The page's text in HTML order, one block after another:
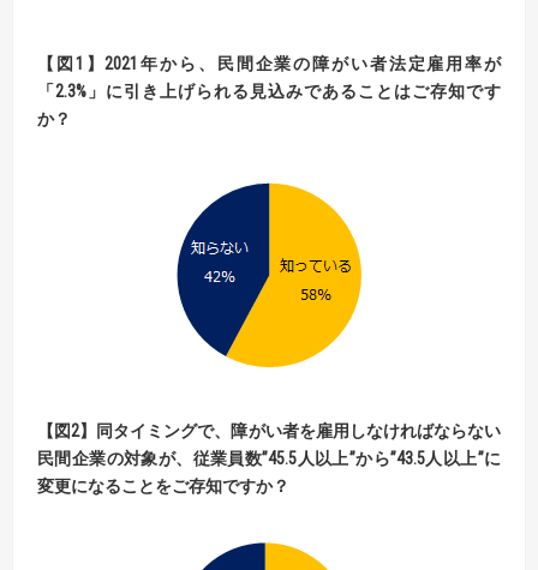
【 図1】2021 年から、民間企業の障がい者法定雇用率が
「2.3% 」に引き上げられる見込みであることはご存知です
か？
【図2】 同タイミングで、障がい者を雇用しなければならない
民間企業の対象が、 従業員数”45.5 人以上”から”43.5人 以上”に
変更になることをご存知ですか？